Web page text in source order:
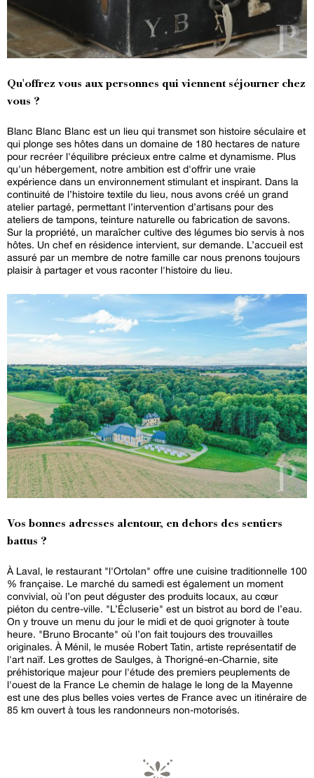
Qu'offrez vous aux personnes qui viennent séjourner chez
vous ?
Blanc Blanc Blanc est un lieu qui transmet son histoire séculaire et
qui plonge ses hôtes dans un domaine de 180 hectares de nature
pour recréer l'équilibre précieux entre calme et dynamisme. Plus
qu'un hébergement, notre ambition est d'offrir une vraie
expérience dans un environnement stimulant et inspirant. Dans la
continuité de l’histoire textile du lieu, nous avons créé un grand
atelier partagé, permettant l’intervention d’artisans pour des
ateliers de tampons, teinture naturelle ou fabrication de savons.
Sur la propriété, un maraîcher cultive des légumes bio servis à nos
hôtes. Un chef en résidence intervient, sur demande. L’accueil est
assuré par un membre de notre famille car nous prenons toujours
plaisir à partager et vous raconter l'histoire du lieu.
Vos bonnes adresses alentour, en dehors des sentiers
battus ?
À Laval, le restaurant "l'Ortolan" offre une cuisine traditionnelle 100
% française. Le marché du samedi est également un moment
convivial, où l’on peut déguster des produits locaux, au cœur
piéton du centre-ville. "L’Écluserie" est un bistrot au bord de l’eau.
On y trouve un menu du jour le midi et de quoi grignoter à toute
heure. "Bruno Brocante" où l’on fait toujours des trouvailles
originales. À Ménil, le musée Robert Tatin, artiste représentatif de
l'art naïf. Les grottes de Saulges, à Thorigné-en-Charnie, site
préhistorique majeur pour l'étude des premiers peuplements de
l'ouest de la France Le chemin de halage le long de la Mayenne
est une des plus belles voies vertes de France avec un itinéraire de
85 km ouvert à tous les randonneurs non-motorisés.